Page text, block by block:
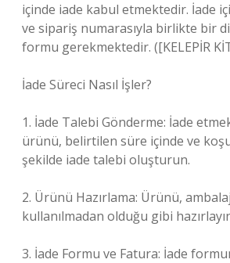
içinde iade kabul etmektedir. İade
ve sipariş numarasıyla birlikte bir
formu gerekmektedir. ([KELEPİR
İade Süreci Nasıl İşler?
1. İade Talebi Gönderme: İade
ürünü, belirtilen süre içinde ve
şekilde iade talebi oluşturun.
2. Ürünü Hazırlama: Ürünü,
kullanılmadan olduğu gibi
3. İade Formu ve Fatura: İade